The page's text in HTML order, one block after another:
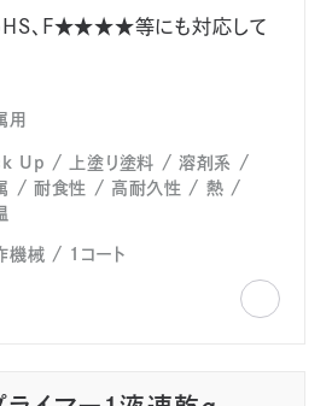
、F★★★★等にも対応して
用
Up 上塗り塗料
溶剤系
耐食性 高耐久性
熱
機械 1コート